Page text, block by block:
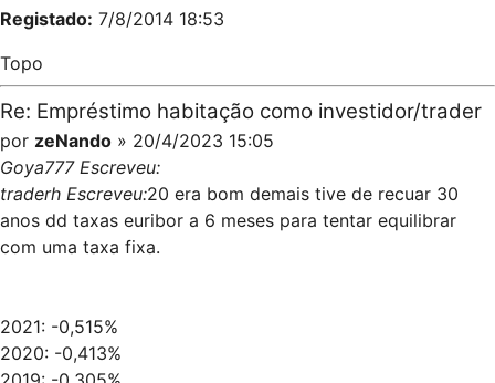
Registado: 7/8/2014 18:53
Topo
Re: Empréstimo habitação como investidor/trader
por zeNando » 20/4/2023 15:05
Goya777 Escreveu:
traderh Escreveu:20 era bom demais tive de recuar 30
anos dd taxas euribor a 6 meses para tentar equilibrar
com uma taxa fixa.
2021: -0,515%
2020: -0,413%